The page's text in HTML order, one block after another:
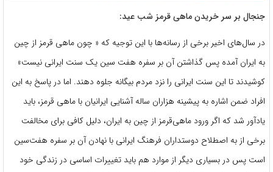
جنجال بر سر خریدن ماهی قرمز شب عید:
در سال‌های اخیر برخی از رسانه‌ها با این توجیه که « چون ماهی قرمز از چین
به ایران آمده پس گذاشتن آن بر سفره هفت سین یک سنت ایرانی نیست»
کوشیدند تا این سنت ایرانی را نزد مردم بیگانه جلوه دهند. اما در پاسخ به این
افراد ضمن اشاره به پیشینه هزاران ساله آشنایی ایرانیان با ماهی قرمز، باید
یادآور شد که اگر ورود ماهی‌قرمز از چین به ایران، دلیل کافی برای مخالفت
برخی از به اصطلاح دوستداران فرهنگ ایرانی با نهادن آن بر سفره هفت‌سین
است پس در بسیاری دیگر از موارد هم باید تغییرات اساسی در زندگی خود